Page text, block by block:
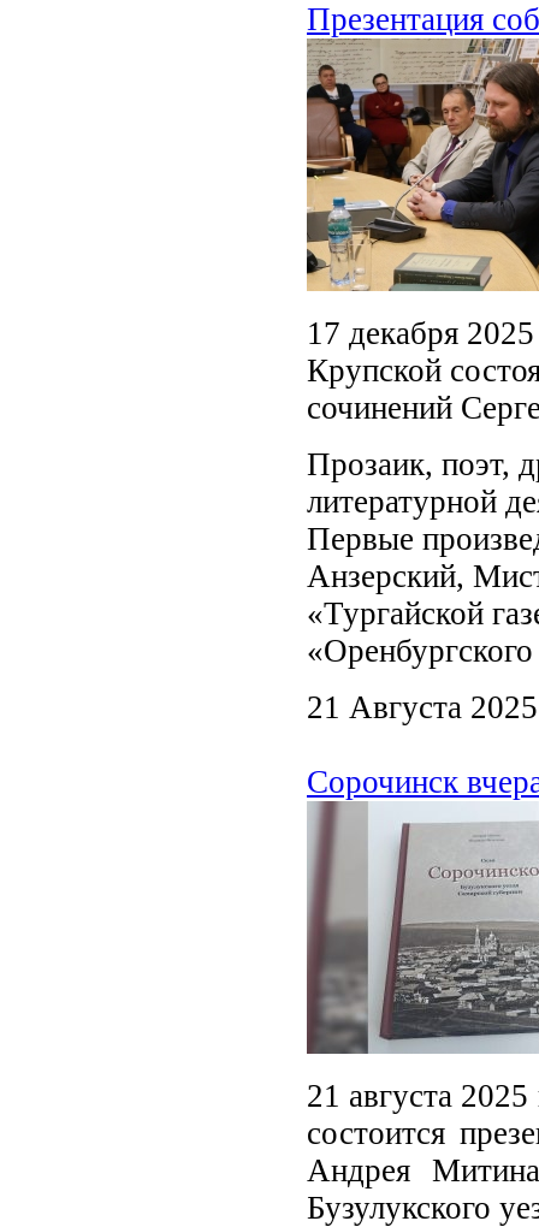
Презентация
17 декабря
Крупской
сочинений
Прозаик, поэт,
литературной
Первые
Анзерский,
«Тургайской
21 Августа 2025
Сорочинск
21 августа
состоится
Андрея
Бузулукского